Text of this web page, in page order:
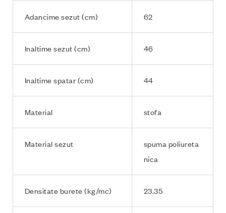
Adancime sezut (cm) 62
Inaltime sezut (cm) 46
Inaltime spatar (cm) 44
Material stofa
Material sezut
spuma poliureta
nica
Densitate burete (kg/mc) 23.35